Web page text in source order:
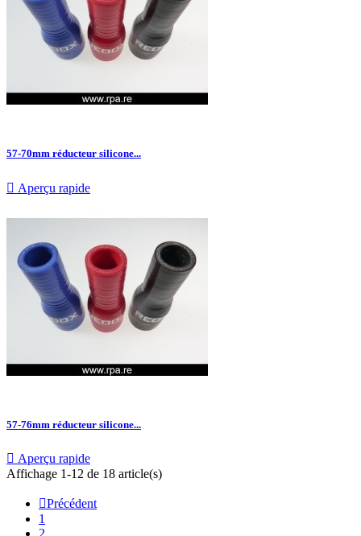
57-70mm réducteur silicone...
 Aperçu rapide
57-76mm réducteur silicone...
 Aperçu rapide
Affichage 1-12 de 18 article(s)
Précédent
1
2